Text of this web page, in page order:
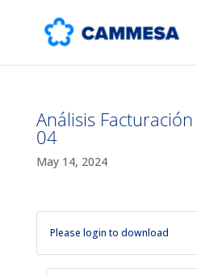
Análisis
04
May 14, 2024
Please login to download